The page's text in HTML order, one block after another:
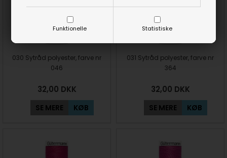
Funktionelle Statistiske
030 Sytråd polyester, farve nr
046
32,00 DKK
SE MERE KØB
031 Sytråd polyester, farve nr
364
32,00 DKK
SE MERE KØB